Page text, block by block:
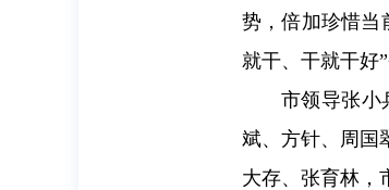
势，倍加珍惜当
就干、干就干好
市领导张小
斌、方针、周国
大存、张育林，